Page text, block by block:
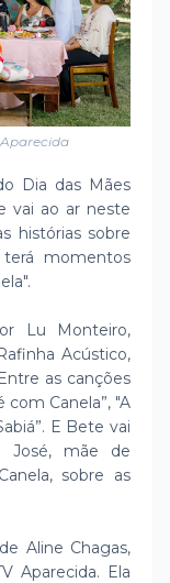
Dia das Mães
vai ao ar neste
histórias sobre
terá momentos
Lu Monteiro,
Acústico,
as canções
Canela”, "A
E Bete vai
José, mãe de
sobre as
Aline Chagas,
Aparecida. Ela